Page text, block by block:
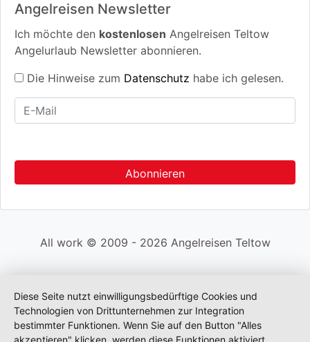
Angelreisen Newsletter
Ich möchte den kostenlosen Angelreisen Teltow
Angelurlaub Newsletter abonnieren.
Die Hinweise zum Datenschutz habe ich gelesen.
All work © 2009 - 2026 Angelreisen Teltow
Diese Seite nutzt einwilligungsbedürftige Cookies und
Technologien von Drittunternehmen zur Integration
bestimmter Funktionen. Wenn Sie auf den Button "Alles
akzeptieren" klicken, werden diese Funktionen aktiviert